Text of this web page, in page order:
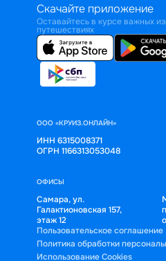
Скачайте приложение
Оставайтесь в курсе важных
путешествиях
ООО «КРУИЗ.ОНЛАЙН»
ИНН 6315008371
ОГРН 1166313053048
ОФИСЫ
Самара, ул.
Галактионовская 157,
этаж 12
Пользовательское соглашение
Политика обработки
Использование Cookies